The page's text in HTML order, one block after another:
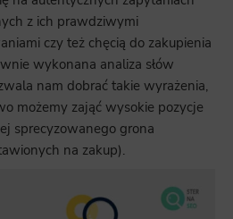
z ich prawdziwymi
czy też chęcią do zakupienia
wykonana analiza słów
nam dobrać takie wyrażenia,
możemy zająć wysokie pozycje
sprecyzowanego grona
na zakup).